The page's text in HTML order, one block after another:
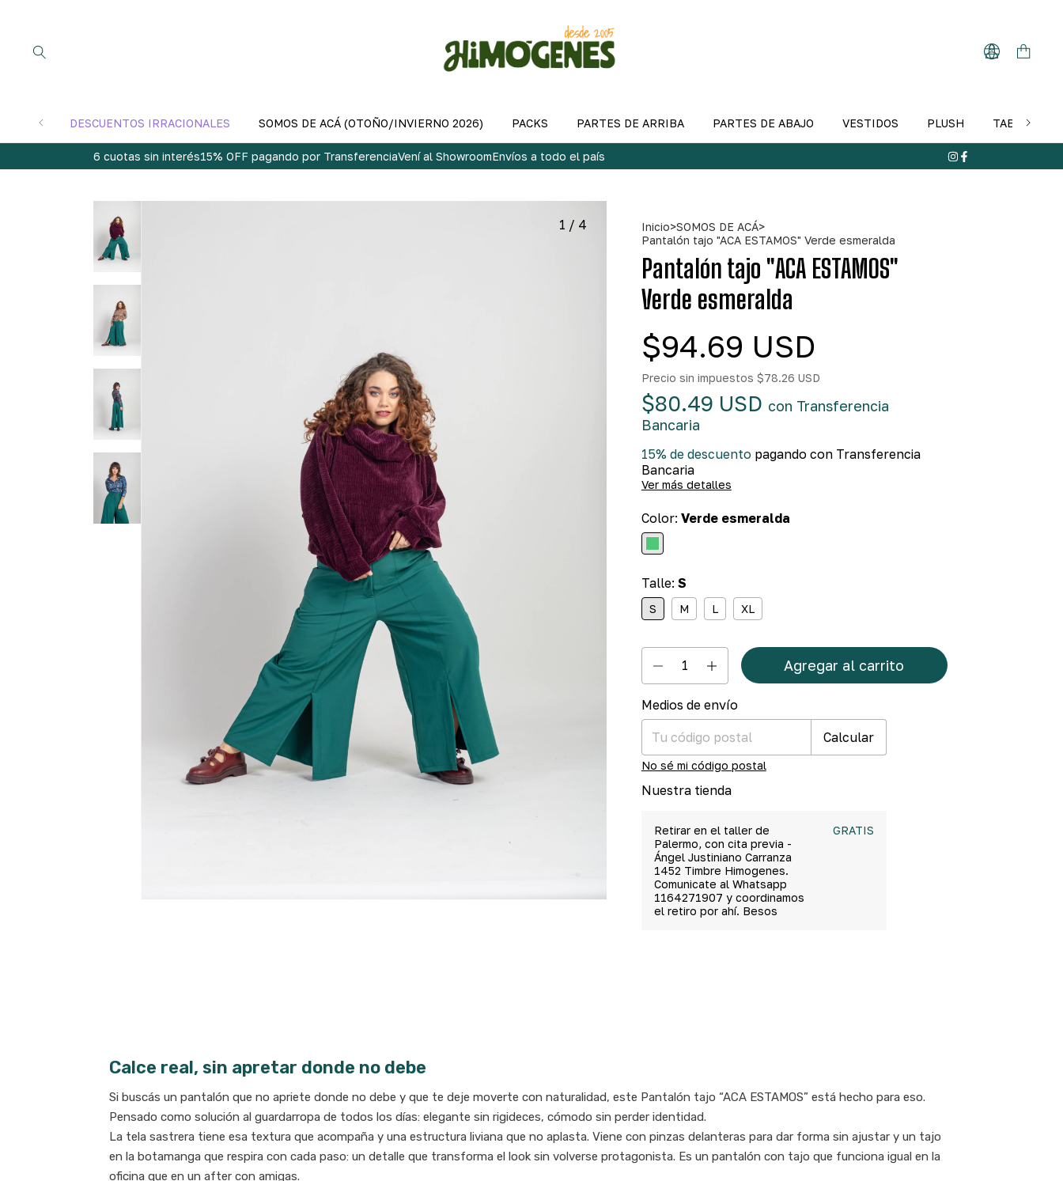
DESCUENTOS IRRACIONALES SOMOS DE ACÁ (OTOÑO/INVIERNO 2026) PACKS PARTES DE ARRIBA PARTES DE ABAJO VESTIDOS PLUSH TABLA DE
6 cuotas sin interés15% OFF pagando por TransferenciaVení al ShowroomEnvíos a todo el país
1 / 4 Inicio>SOMOS DE ACÁ>
Pantalón tajo "ACA ESTAMOS" Verde esmeralda
Pantalón tajo "ACA ESTAMOS"
Verde esmeralda
$94.69 USD
Precio sin impuestos $78.26 USD
$80.49 USD con Transferencia
Bancaria
15% de descuentopagando con Transferencia
Bancaria
Ver más detalles
Color: Verde esmeralda
Talle: S
S M L XL
Entregas para el CP:
Medios de envío
Calcular
No sé mi código postal
Nuestra tienda
Retirar en el taller de
Palermo, con cita previa -
Ángel Justiniano Carranza
1452 Timbre Himogenes.
Comunicate al Whatsapp
1164271907 y coordinamos
el retiro por ahí. Besos
GRATIS
Calce real, sin apretar donde no debe
Si buscás un pantalón que no apriete donde no debe y que te deje moverte con naturalidad, este Pantalón tajo “ACA ESTAMOS” está hecho para eso.
Pensado como solución al guardarropa de todos los días: elegante sin rigideces, cómodo sin perder identidad.
La tela sastrera tiene esa textura que acompaña y una estructura liviana que no aplasta. Viene con pinzas delanteras para dar forma sin ajustar y un tajo
en la botamanga que respira con cada paso: un detalle que transforma el look sin volverse protagonista. Es un pantalón con tajo que funciona igual en la
oficina que en un after con amigas.